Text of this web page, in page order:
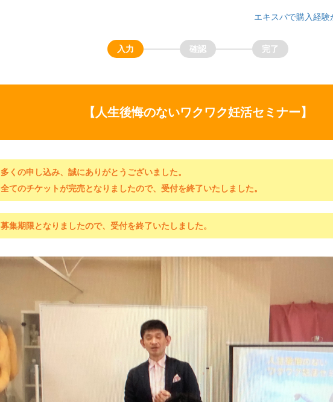
エキスパで購入経験
【人生後悔のないワクワク妊活セミナー】
多くの申し込み、誠にありがとうございました。
全てのチケットが完売となりましたので、受付を終了いたしました。
募集期限となりましたので、受付を終了いたしました。